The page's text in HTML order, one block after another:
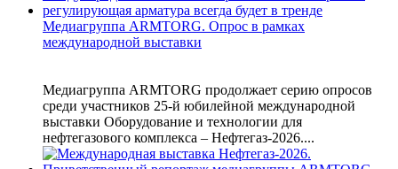
Медиагруппа ARMTORG. Опрос в рамках
международной выставки
Медиагруппа ARMTORG продолжает серию опросов
среди участников 25-й юбилейной международной
выставки Оборудование и технологии для
нефтегазового комплекса – Нефтегаз-2026....